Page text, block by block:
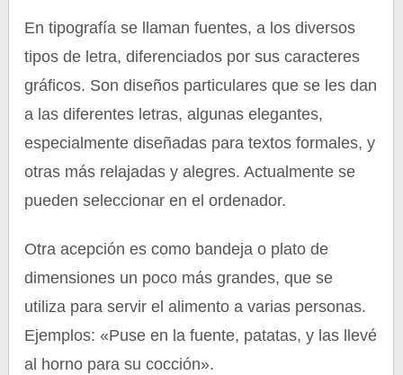
En tipografía se llaman fuentes, a los diversos
tipos de letra, diferenciados por sus caracteres
gráficos. Son diseños particulares que se les dan
a las diferentes letras, algunas elegantes,
especialmente diseñadas para textos formales, y
otras más relajadas y alegres. Actualmente se
pueden seleccionar en el ordenador.
Otra acepción es como bandeja o plato de
dimensiones un poco más grandes, que se
utiliza para servir el alimento a varias personas.
Ejemplos: «Puse en la fuente, patatas, y las llevé
al horno para su cocción».